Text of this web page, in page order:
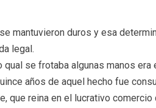
mantuvieron duros y esa
legal.
qual se frotaba algunas manos
años de aquel hecho fue
que reina en el lucrativo